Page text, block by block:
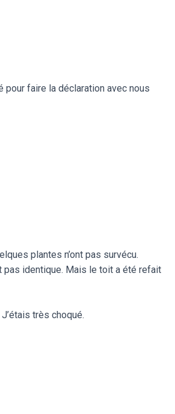
faire la déclaration avec nous
plantes n’ont pas survécu.
pas identique. Mais le toit a été refait
très choqué.